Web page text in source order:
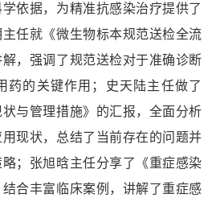
依据，为精准抗感染治疗提供了
任就《微生物标本规范送检全流
，强调了规范送检对于准确诊断
药的关键作用；史天陆主任做了
状与管理措施》的汇报，全面分析
现状，总结了当前存在的问题并
； 张旭晗主任分享了《重症感染
合丰富临床案例，讲解了重症感